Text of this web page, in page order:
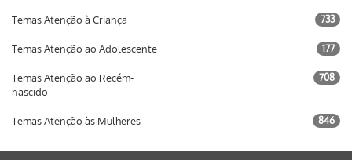
Temas Atenção à Criança 733
Temas Atenção ao Adolescente 177
Temas Atenção ao Recém-
nascido
708
Temas Atenção às Mulheres 846